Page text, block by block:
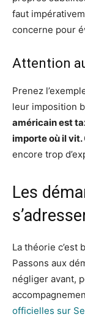
faut
concerne pour
Attention
Prenez
leur imposition
américain est
importe où il vit.
encore trop
Les
La théorie c’est
Passons aux
négliger avant,
officielles sur